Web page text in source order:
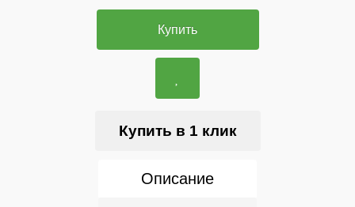
Купить
Купить в 1 клик
Описание